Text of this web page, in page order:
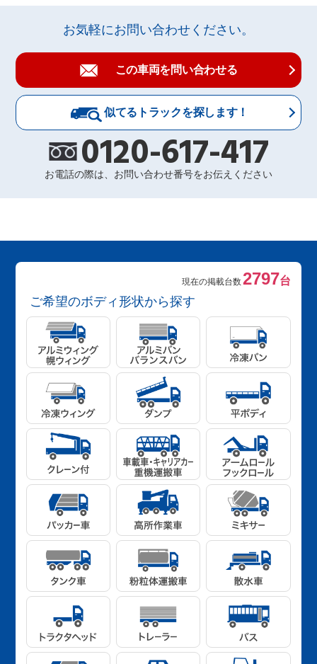
お気軽にお問い合わせください。
この車両を問い合わせる
似てるトラックを探します！
0120-617-417
お電話の際は、お問い合わせ番号をお伝えください
現在の掲載台数2797台
ご希望のボディ形状から探す